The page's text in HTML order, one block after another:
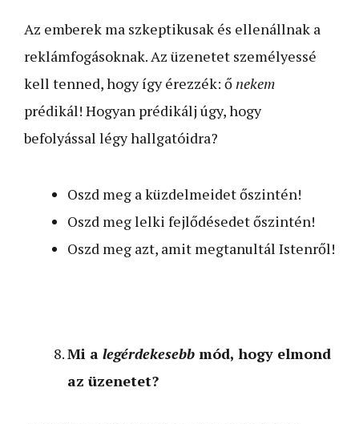
Az emberek ma szkeptikusak és ellenállnak a
reklámfogásoknak. Az üzenetet személyessé
kell tenned, hogy így érezzék: ő nekem
prédikál! Hogyan prédikálj úgy, hogy
befolyással légy hallgatóidra?
Oszd meg a küzdelmeidet őszintén!
Oszd meg lelki fejlődésedet őszintén!
Oszd meg azt, amit megtanultál Istenről!
Mi a legérdekesebb mód, hogy elmond
az üzenetet?